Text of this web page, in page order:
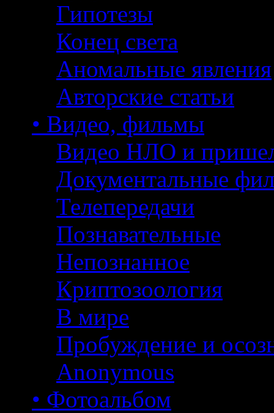
Гипотезы
Конец света
Аномальные явления
Авторские статьи
• Видео, фильмы
Видео НЛО и
Документальные
Телепередачи
Познавательные
Непознанное
Криптозоология
В мире
Пробуждение и
Anonymous
• Фотоальбом